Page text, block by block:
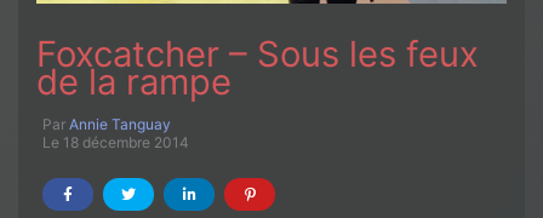
Foxcatcher – Sous les feux
de la rampe
Par Annie Tanguay
Le 18 décembre 2014